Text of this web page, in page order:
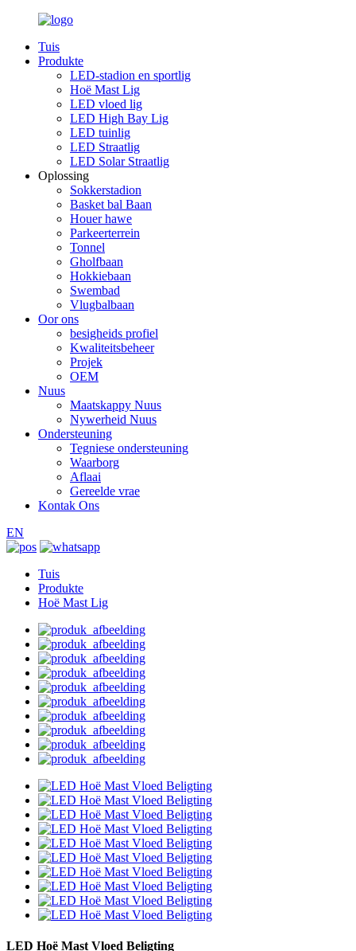
Tuis
Produkte
LED-stadion en sportlig
Hoë Mast Lig
LED vloed lig
LED High Bay Lig
LED tuinlig
LED Straatlig
LED Solar Straatlig
Oplossing
Sokkerstadion
Basket bal Baan
Houer hawe
Parkeerterrein
Tonnel
Gholfbaan
Hokkiebaan
Swembad
Vlugbalbaan
Oor ons
besigheids profiel
Kwaliteitsbeheer
Projek
OEM
Nuus
Maatskappy Nuus
Nywerheid Nuus
Ondersteuning
Tegniese ondersteuning
Waarborg
Aflaai
Gereelde vrae
Kontak Ons
EN
Tuis
Produkte
Hoë Mast Lig
LED Hoë Mast Vloed Beligting